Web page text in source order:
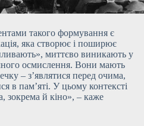
такого формування є
яка створює і поширює
миттєво виникають у
осмислення. Вони мають
– з’являтися перед очима,
в пам’яті. У цьому контексті
зокрема й кіно», – каже